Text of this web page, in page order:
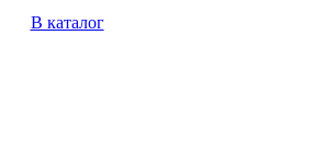
В каталог